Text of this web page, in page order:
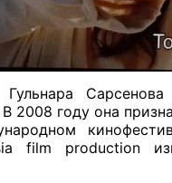
2008 году она
film production